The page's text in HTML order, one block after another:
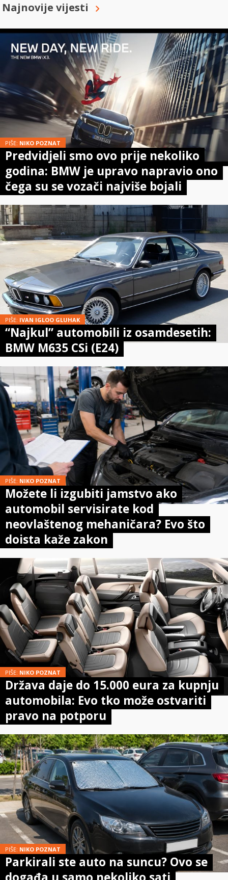
Najnovije vijesti
PIŠE: NIKO POZNAT
Predvidjeli smo ovo prije nekoliko
godina: BMW je upravo napravio ono
čega su se vozači najviše bojali
PIŠE: IVAN IGLOO GLUHAK
“Najkul” automobili iz osamdesetih:
BMW M635 CSi (E24)
PIŠE: NIKO POZNAT
Možete li izgubiti jamstvo ako
automobil servisirate kod
neovlaštenog mehaničara? Evo što
doista kaže zakon
PIŠE: NIKO POZNAT
Država daje do 15.000 eura za kupnju
automobila: Evo tko može ostvariti
pravo na potporu
PIŠE: NIKO POZNAT
Parkirali ste auto na suncu? Ovo se